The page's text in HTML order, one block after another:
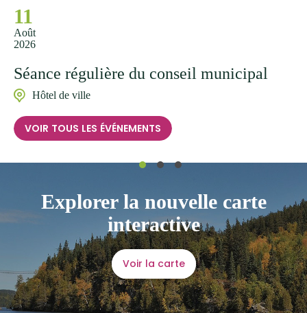
11
Août
2026
Séance régulière du conseil municipal
Hôtel de ville
VOIR TOUS LES ÉVÉNEMENTS
Explorer la nouvelle carte
interactive
Voir la carte